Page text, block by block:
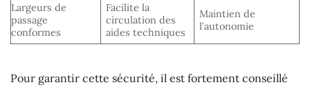
Largeurs de
passage
conformes
Facilite la
circulation des
aides techniques
Maintien de
l’autonomie
Pour garantir cette sécurité, il est fortement conseillé